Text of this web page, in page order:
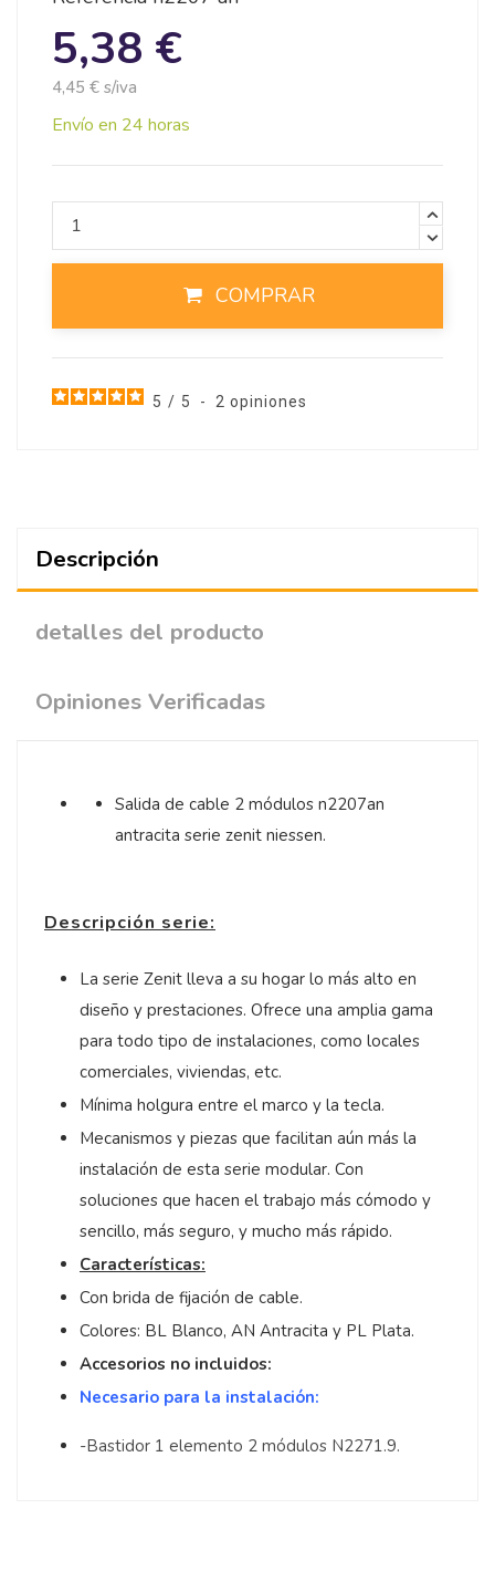
5,38 €
4,45 € s/iva
Envío en 24 horas
COMPRAR
5 / 5 - 2 opiniones
Descripción
detalles del producto
Opiniones Verificadas
Salida de cable 2 módulos n2207an
antracita serie zenit niessen.
Descripción serie:
La serie Zenit lleva a su hogar lo más alto en
diseño y prestaciones. Ofrece una amplia gama
para todo tipo de instalaciones, como locales
comerciales, viviendas, etc.
Mínima holgura entre el marco y la tecla.
Mecanismos y piezas que facilitan aún más la
instalación de esta serie modular. Con
soluciones que hacen el trabajo más cómodo y
sencillo, más seguro, y mucho más rápido.
Características:
Con brida de fijación de cable.
Colores: BL Blanco, AN Antracita y PL Plata.
Accesorios no incluidos:
Necesario para la instalación:
-Bastidor 1 elemento 2 módulos N2271.9.